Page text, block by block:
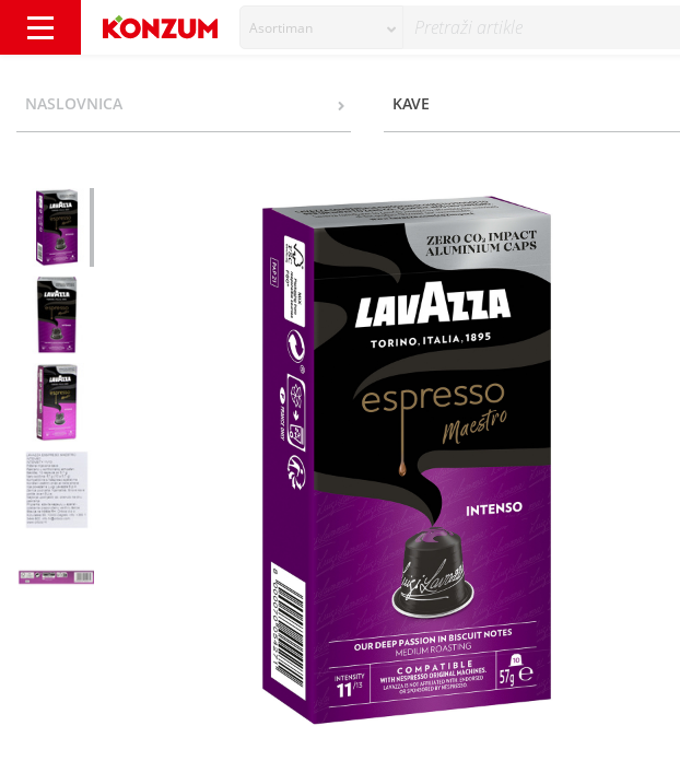
Asortiman
NASLOVNICA KAVE